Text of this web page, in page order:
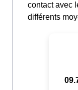
contact avec
différents